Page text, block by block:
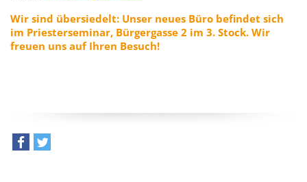
Wir sind übersiedelt: Unser neues Büro befindet sich
im Priesterseminar, Bürgergasse 2 im 3. Stock. Wir
freuen uns auf Ihren Besuch!